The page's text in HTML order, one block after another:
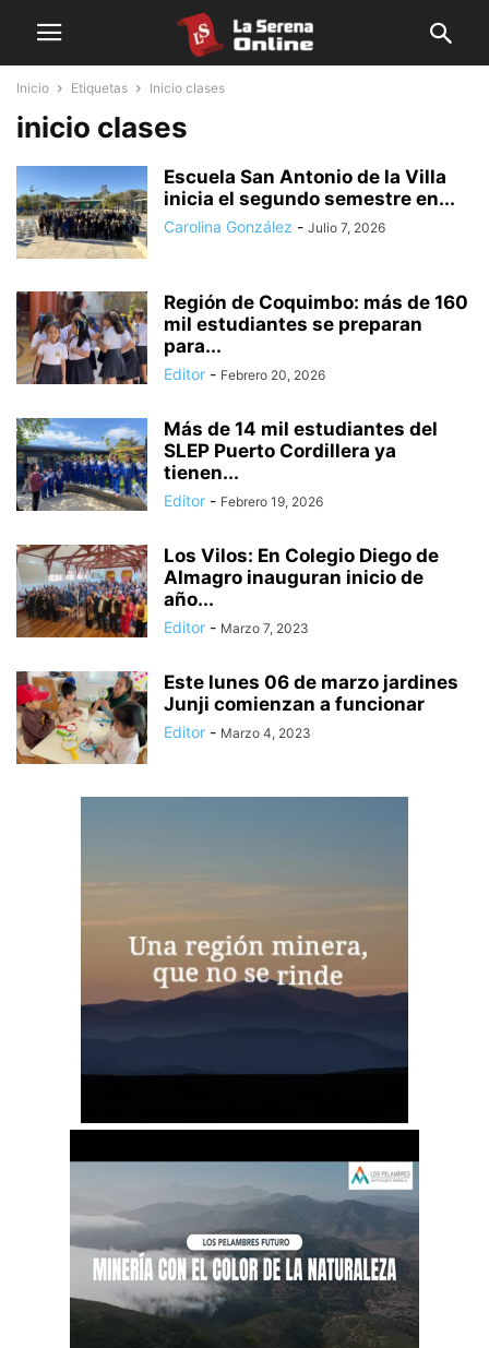
Inicio Etiquetas Inicio clases
inicio clases
Escuela San Antonio de la Villa
inicia el segundo semestre en...
Carolina González - Julio 7, 2026
Región de Coquimbo: más de 160
mil estudiantes se preparan
para...
Editor - Febrero 20, 2026
Más de 14 mil estudiantes del
SLEP Puerto Cordillera ya
tienen...
Editor - Febrero 19, 2026
Los Vilos: En Colegio Diego de
Almagro inauguran inicio de
año...
Editor - Marzo 7, 2023
Este lunes 06 de marzo jardines
Junji comienzan a funcionar
Editor - Marzo 4, 2023